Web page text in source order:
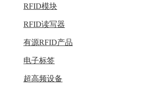
RFID模块
RFID读写器
有源RFID产品
电子标签
超高频设备